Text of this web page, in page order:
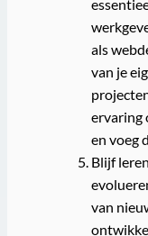
als
van je
ervaring
en voeg
Blijf
van